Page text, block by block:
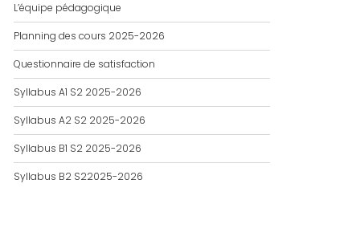
L’équipe pédagogique
Planning des cours 2025-2026
Questionnaire de satisfaction
Syllabus A1 S2 2025-2026
Syllabus A2 S2 2025-2026
Syllabus B1 S2 2025-2026
Syllabus B2 S22025-2026